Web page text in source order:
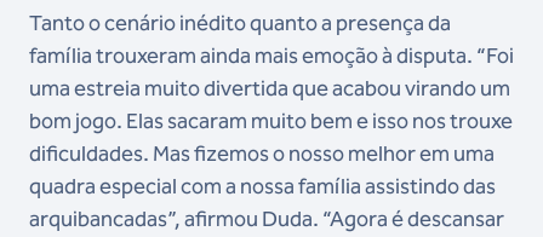
Tanto o cenário inédito quanto a presença da
família trouxeram ainda mais emoção à disputa. “Foi
uma estreia muito divertida que acabou virando um
bom jogo. Elas sacaram muito bem e isso nos trouxe
dificuldades. Mas fizemos o nosso melhor em uma
quadra especial com a nossa família assistindo das
arquibancadas”, afirmou Duda. “Agora é descansar